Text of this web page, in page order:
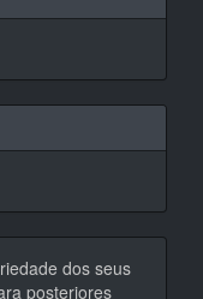
dos seus
posteriores